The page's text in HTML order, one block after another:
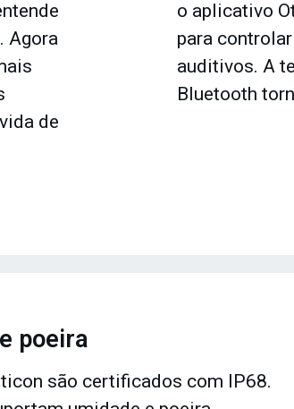
Agora
de
o aplicativo
para
auditivos. A
Bluetooth
poeira
são certificados com IP68.